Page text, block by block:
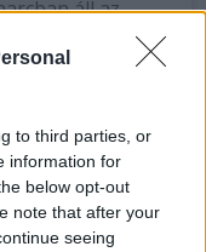
to third parties, or
information for
below opt-out
note that after your
seeing
áll az
Az EA korábban
licitálását a